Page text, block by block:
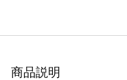
商品説明